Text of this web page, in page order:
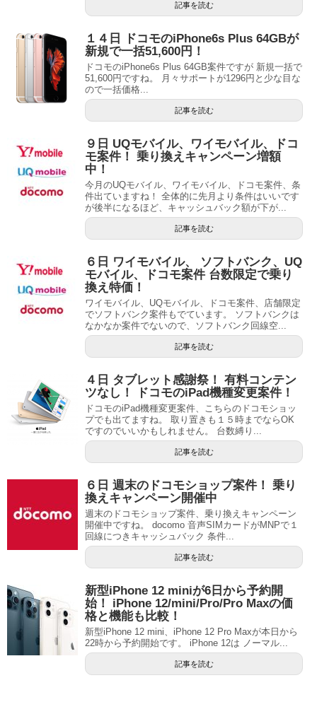
記事を読む
１４日 ドコモのiPhone6s Plus 64GBが
新規で一括51,600円！
ドコモのiPhone6s Plus 64GB案件ですが 新規一括で
51,600円ですね。 月々サポートが1296円と少な目な
ので一括価格...
記事を読む
９日 UQモバイル、ワイモバイル、ドコ
モ案件！ 乗り換えキャンペーン増額
中！
今月のUQモバイル、ワイモバイル、ドコモ案件、条
件出ていますね！ 全体的に先月より条件はいいです
が後半になるほど、キャッシュバック額が下が...
記事を読む
６日 ワイモバイル、 ソフトバンク、UQ
モバイル、ドコモ案件 台数限定で乗り
換え特価！
ワイモバイル、UQモバイル、ドコモ案件、店舗限定
でソフトバンク案件もでています。 ソフトバンクは
なかなか案件でないので、ソフトバンク回線空...
記事を読む
４日 タブレット感謝祭！ 有料コンテン
ツなし！ ドコモのiPad機種変更案件！
ドコモのiPad機種変更案件、こちらのドコモショッ
プでも出てますね。 取り置きも１５時までならOK
ですのでいいかもしれません。 台数縛り...
記事を読む
６日 週末のドコモショップ案件！ 乗り
換えキャンペーン開催中
週末のドコモショップ案件、乗り換えキャンペーン
開催中ですね。 docomo 音声SIMカードがMNPで１
回線につきキャッシュバック 条件...
記事を読む
新型iPhone 12 miniが6日から予約開
始！ iPhone 12/mini/Pro/Pro Maxの価
格と機能も比較！
新型iPhone 12 mini、iPhone 12 Pro Maxが本日から
22時から予約開始です。 iPhone 12は ノーマル...
記事を読む